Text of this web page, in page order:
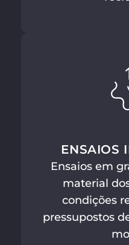
ENSAIOS
Ensaios em
material
condições
pressupostos